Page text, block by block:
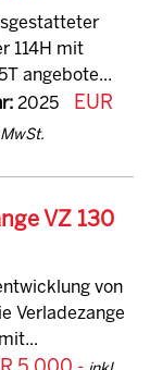
114H mit
angebote...
2025
EUR
VZ 130
von
Verladezange